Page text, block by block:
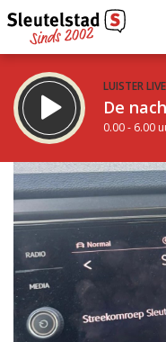
LUISTER
De
0.00 - 6.00
STRAKS:
De ochtend van
6.00 - 12.00 uur
Vorig uur